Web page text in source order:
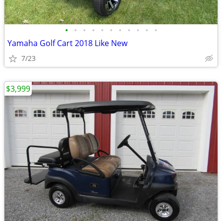
• • • • • • • • • • •
Yamaha Golf Cart 2018 Like New
7/23
$3,999